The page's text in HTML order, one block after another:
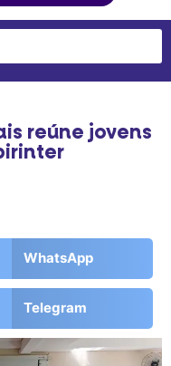
reúne jovens
WhatsApp
Telegram